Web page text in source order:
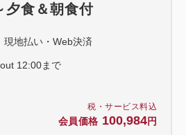
税・サービス料込
会員価格 100,984円
夕食＆朝食付
現地払い・Web決済
12:00まで